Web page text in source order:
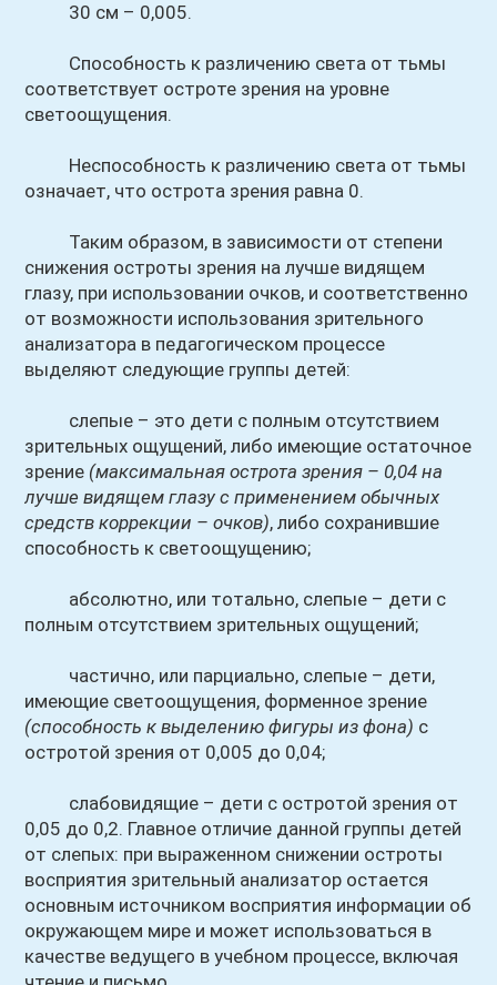
30 см – 0,005.
Способность к различению света от тьмы
соответствует остроте зрения на уровне
светоощущения.
Неспособность к различению света от тьмы
означает, что острота зрения равна 0.
Таким образом, в зависимости от степени
снижения остроты зрения на лучше видящем
глазу, при использовании очков, и соответственно
от возможности использования зрительного
анализатора в педагогическом процессе
выделяют следующие группы детей:
слепые – это дети с полным отсутствием
зрительных ощущений, либо имеющие остаточное
зрение (максимальная острота зрения – 0,04 на
лучше видящем глазу с применением обычных
средств коррекции – очков), либо сохранившие
способность к светоощущению;
абсолютно, или тотально, слепые – дети с
полным отсутствием зрительных ощущений;
частично, или парциально, слепые – дети,
имеющие светоощущения, форменное зрение
(способность к выделению фигуры из фона) с
остротой зрения от 0,005 до 0,04;
слабовидящие – дети с остротой зрения от
0,05 до 0,2. Главное отличие данной группы детей
от слепых: при выраженном снижении остроты
восприятия зрительный анализатор остается
основным источником восприятия информации об
окружающем мире и может использоваться в
качестве ведущего в учебном процессе, включая